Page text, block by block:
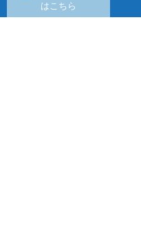
はこちら
080-5300-